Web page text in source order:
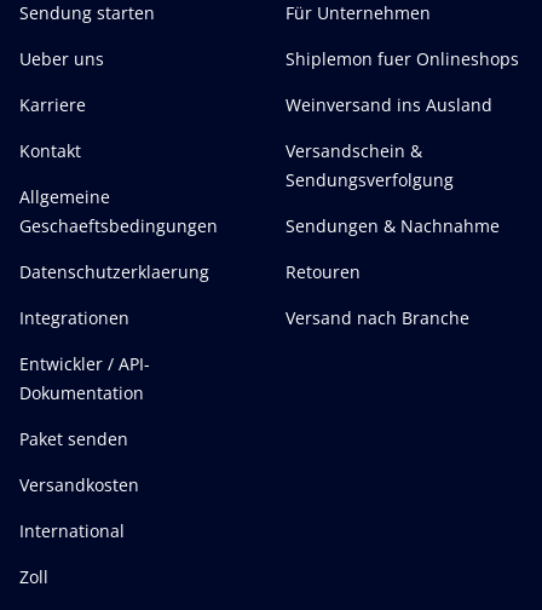
Sendung starten
Ueber uns
Karriere
Kontakt
Allgemeine
Geschaeftsbedingungen
Datenschutzerklaerung
Integrationen
Entwickler / API-
Dokumentation
Paket senden
Versandkosten
International
Zoll
Für Unternehmen
Shiplemon fuer Onlineshops
Weinversand ins Ausland
Versandschein &
Sendungsverfolgung
Sendungen & Nachnahme
Retouren
Versand nach Branche